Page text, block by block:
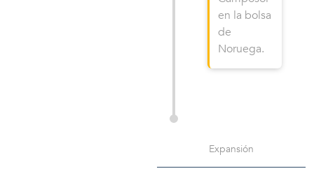
Expansión
en la bolsa
de
Noruega.